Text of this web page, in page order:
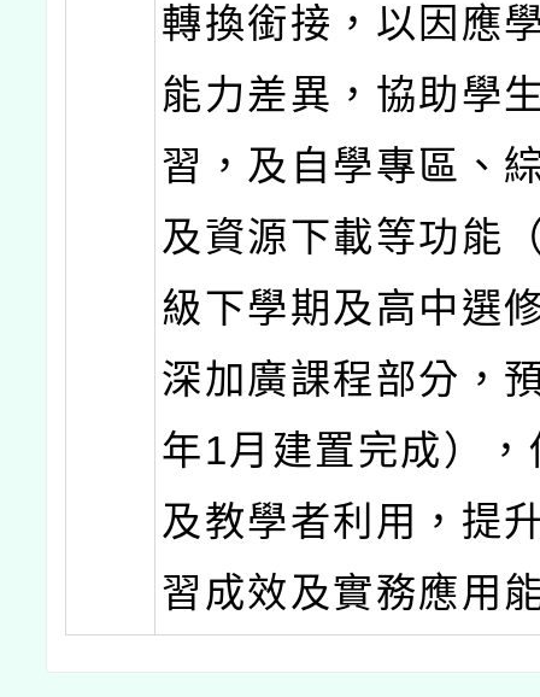
轉換銜接，以因應
能力差異，協助學
習，及自學專區、
及資源下載等功能
級下學期及高中選
深加廣課程部分，
年1月建置完成）
及教學者利用，提
習成效及實務應用